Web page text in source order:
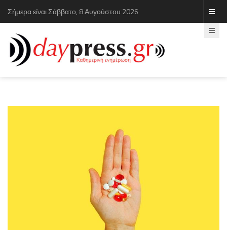
Σήμερα είναι Σάββατο, 8 Αυγούστου 2026